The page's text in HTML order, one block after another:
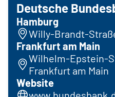
Deutsche
Hamburg
Willy-Brandt-
Frankfurt am Main
Wilhelm-Epstein-
Frankfurt am Main
Website